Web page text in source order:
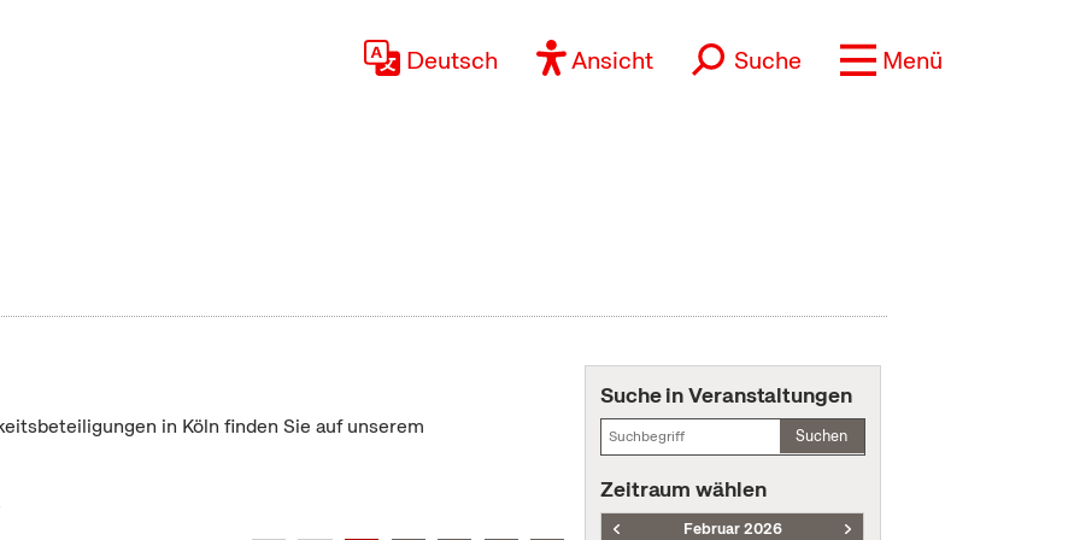
Deutsch Ansicht Suche Menü
in Köln finden Sie auf unserem
Suche in Veranstaltungen
Suchen
Zeitraum wählen
Februar 2026